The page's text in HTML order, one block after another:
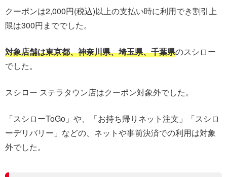
クーポンは2,000円(税込)以上の支払い時に利用でき割引上
限は300円まででした。
対象店舗は東京都、神奈川県、埼玉県、千葉県のスシロー
でした。
スシロー ステラタウン店はクーポン対象外でした。
「スシローToGo」や、「お持ち帰りネット注文」「スシロ
ーデリバリー」などの、ネットや事前決済での利用は対象
外でした。